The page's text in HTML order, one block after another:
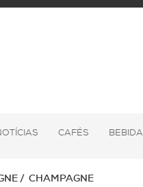
CAFÉS
CHAMPAGNE